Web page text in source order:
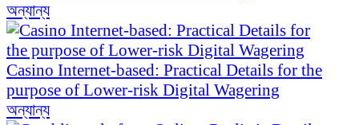
অন্যান্য
Casino Internet-based: Practical Details for the
purpose of Lower-risk Digital Wagering
অন্যান্য